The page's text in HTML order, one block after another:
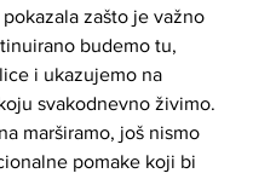
zašto je važno
budemo tu,
i ukazujemo na
svakodnevno živimo.
marširamo, još nismo
pomake koji bi